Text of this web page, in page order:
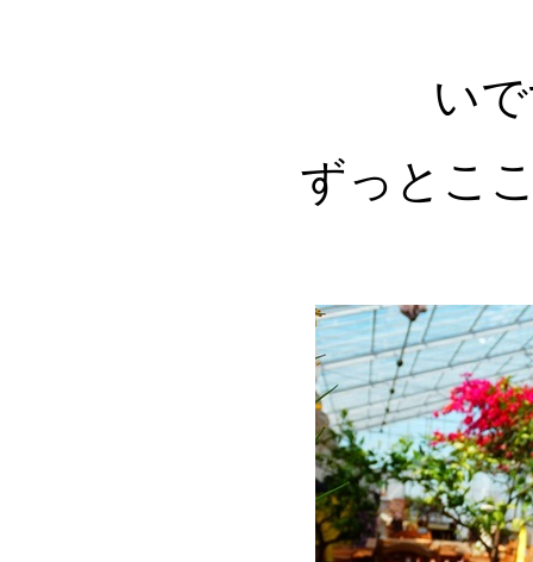
い
ずっとこ